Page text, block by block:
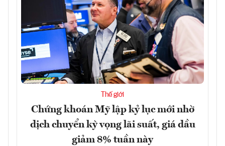
Thế giới
Chứng khoán Mỹ lập kỷ lục mới nhờ
dịch chuyển kỳ vọng lãi suất, giá dầu
giảm 8% tuần này